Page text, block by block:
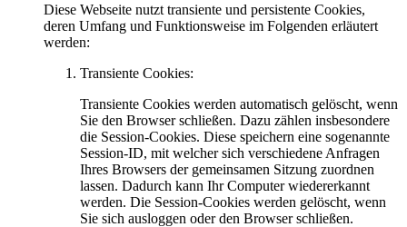
Diese Webseite nutzt transiente und persistente Cookies,
deren Umfang und Funktionsweise im Folgenden erläutert
werden:
Transiente Cookies:
Transiente Cookies werden automatisch gelöscht, wenn
Sie den Browser schließen. Dazu zählen insbesondere
die Session-Cookies. Diese speichern eine sogenannte
Session-ID, mit welcher sich verschiedene Anfragen
Ihres Browsers der gemeinsamen Sitzung zuordnen
lassen. Dadurch kann Ihr Computer wiedererkannt
werden. Die Session-Cookies werden gelöscht, wenn
Sie sich ausloggen oder den Browser schließen.